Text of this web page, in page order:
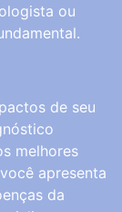
ou
de seu
melhores
apresenta
da